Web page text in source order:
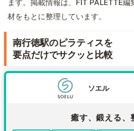
ます。掲載情報は、FIT PALETTE
材をもとに整理しています。
南行徳駅のピラティスを
要点だけでサクッと比較
ソエル
癒す、鍛える、